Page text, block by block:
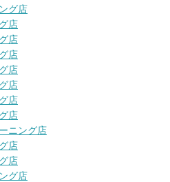
グ店
店
店
店
店
店
店
店
ニング店
店
店
グ店